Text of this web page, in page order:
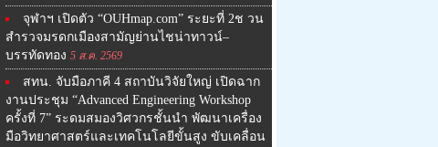
จุฬาฯ เปิดตัว “OUHmap.com” ระยะที่ 2ช วน
สำรวจมรดกเมืองสามัญย่านไชน่าทาวน์–
บรรทัดทอง 5 ส.ค. 2569
สทน. จับมือภาคี 4 สถาบันวิจัยใหญ่ เปิดฉาก
งานประชุม “Advanced Engineering Workshop
ครั้งที่ 7” ระดมสมองวิศวกรชั้นนำ พัฒนาเครื่อง
มือวิทยาศาสตร์และเทคโนโลยีขั้นสูง ขับเคลื่อน